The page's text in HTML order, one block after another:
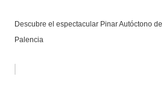
Descubre el espectacular Pinar Autóctono
Palencia